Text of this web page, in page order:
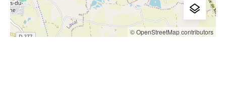
© OpenStreetMap contributors